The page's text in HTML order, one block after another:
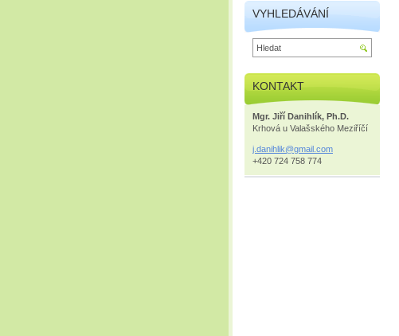
VYHLEDÁVÁNÍ
KONTAKT
Mgr. Jiří Danihlík, Ph.D.
Krhová u Valašského Meziříčí
j.danihlik@gmail .com
+420 724 758 774